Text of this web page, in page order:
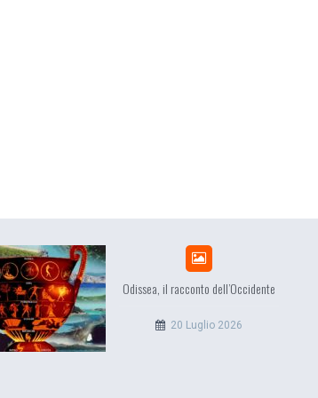
Odissea, il racconto dell’Occidente
20 Luglio 2026